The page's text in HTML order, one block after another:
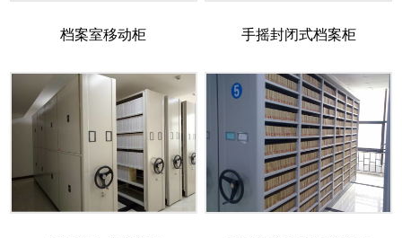
档案室移动柜 手摇封闭式档案柜